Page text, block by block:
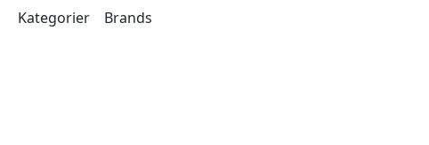
Kategorier
Brands